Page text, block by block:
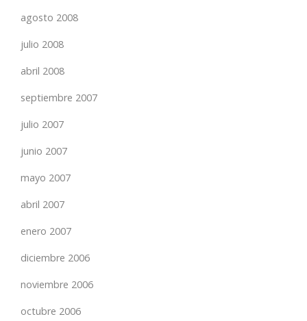
agosto 2008
julio 2008
abril 2008
septiembre 2007
julio 2007
junio 2007
mayo 2007
abril 2007
enero 2007
diciembre 2006
noviembre 2006
octubre 2006